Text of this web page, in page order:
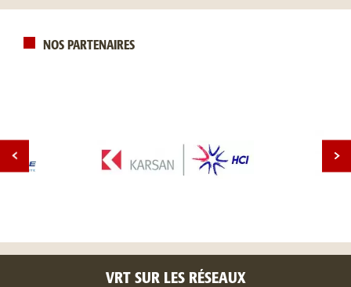
NOS PARTENAIRES
VRT SUR LES RÉSEAUX